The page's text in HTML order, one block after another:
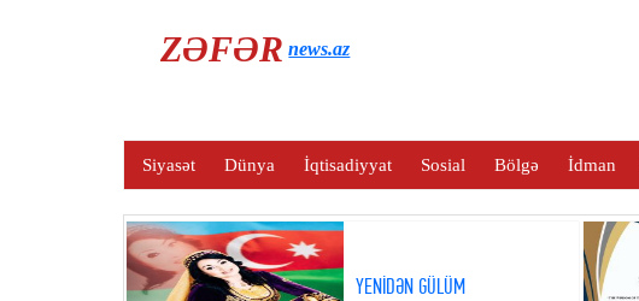
ZƏFƏRnews.az
Siyasət Dünya İqtisadiyyat Sosial Bölgə İdman
YENİDƏN GÜLÜM